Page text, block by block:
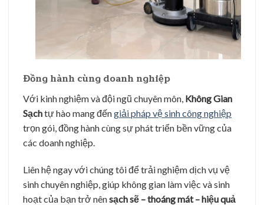
Đồng hành cùng doanh nghiệp
Với kinh nghiệm và đội ngũ chuyên môn, Không Gian
Sạchtự hào mang đếngiải pháp vệ sinh công nghiệp
trọn gói, đồng hành cùng sự phát triển bền vững của
các doanh nghiệp.
Liên hệ ngay với chúng tôi để trải nghiệm dịch vụ vệ
sinh chuyên nghiệp, giúp không gian làm việc và sinh
hoạt của bạn trở nênsạch sẽ – thoáng mát – hiệu quả